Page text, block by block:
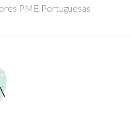
PME Portuguesas